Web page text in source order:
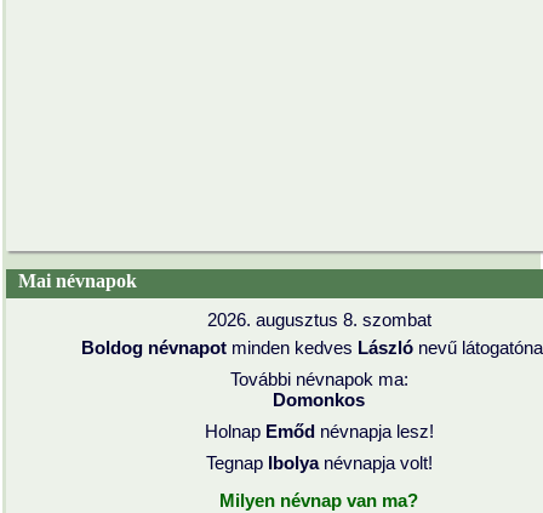
Mai névnapok
2026. augusztus 8. szombat
Boldog névnapotminden kedves Lászlónevű
További névnapok ma:
Domonkos
Holnap Emődnévnapja lesz!
Tegnap Ibolyanévnapja volt!
Milyen névnap van ma?